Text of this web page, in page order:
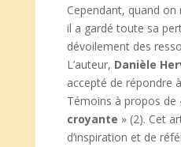
Cependant, quand on
il a gardé toute sa
dévoilement des
L’auteur, Danièle
accepté de répondre
Témoins à propos de
croyante » (2). Cet
d’inspiration et de